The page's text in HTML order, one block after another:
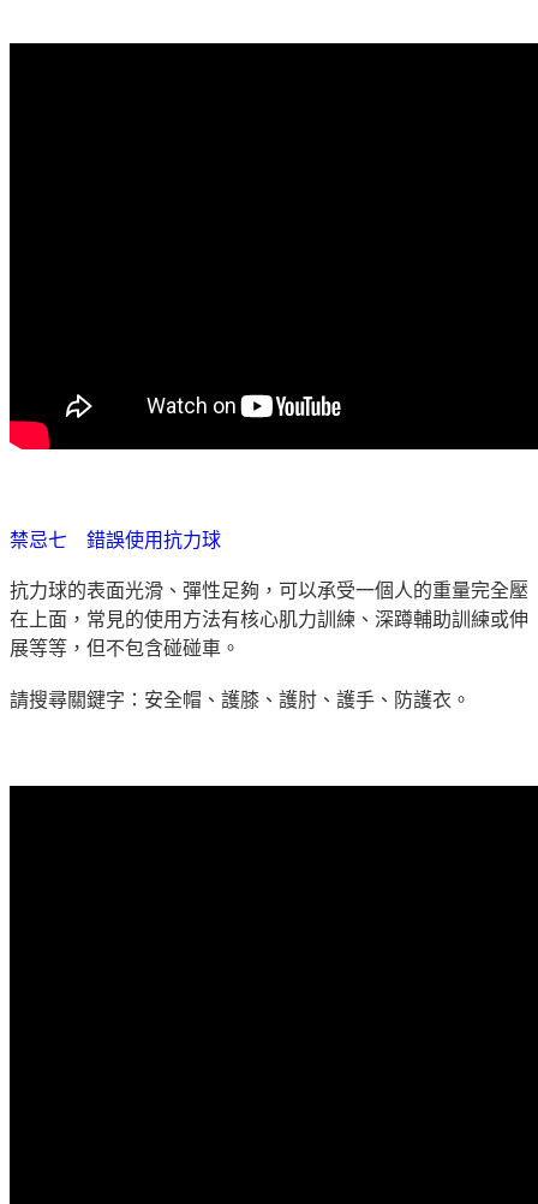
禁忌七 錯誤使用抗力球
抗力球的表面光滑、彈性足夠，可以承受一個人的重量完全壓
在上面，常見的使用方法有核心肌力訓練、深蹲輔助訓練或伸
展等等，但不包含碰碰車。
請搜尋關鍵字：安全帽、護膝、護肘、護手、防護衣。